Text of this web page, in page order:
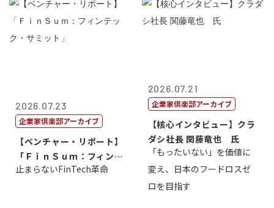
2026.07.23
企業家倶楽部アーカイブ
【ベンチャー・リポート】
「ＦｉｎＳｕｍ：フィンテ
ック・サミッ...
止まらないFinTech革命
2026.07.21
企業家倶楽部アーカイブ
【核心インタビュー】クラ
ダシ社長 関藤竜也 氏
「もったいない」を価値に
変え、日本のフードロスゼ
ロを目指す